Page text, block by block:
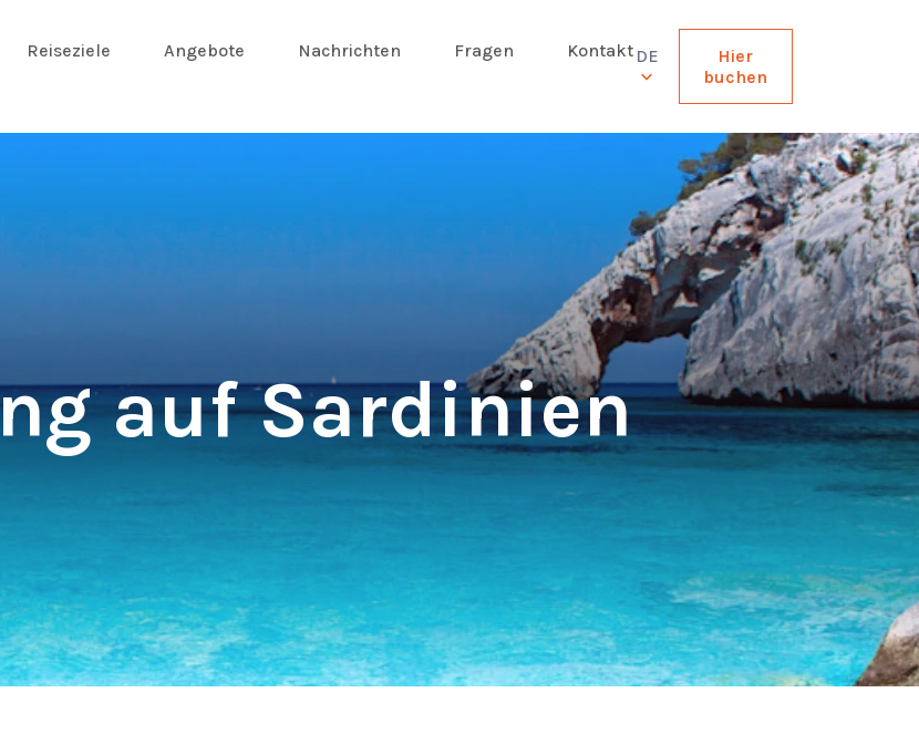
Reiseziele Angebote Nachrichten Fragen Kontakt DE
Hier
buchen
auf Sardinien